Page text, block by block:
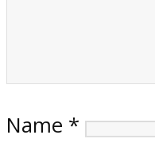
Name *